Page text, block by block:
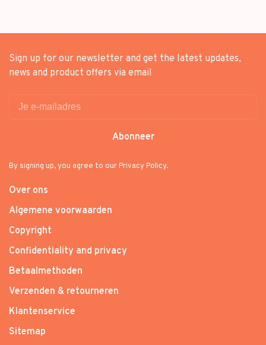
Sign up for our newsletter and get the latest updates,
news and product offers via email
Abonneer
By signing up, you agree to our Privacy Policy.
Over ons
Algemene voorwaarden
Copyright
Confidentiality and privacy
Betaalmethoden
Verzenden & retourneren
Klantenservice
Sitemap